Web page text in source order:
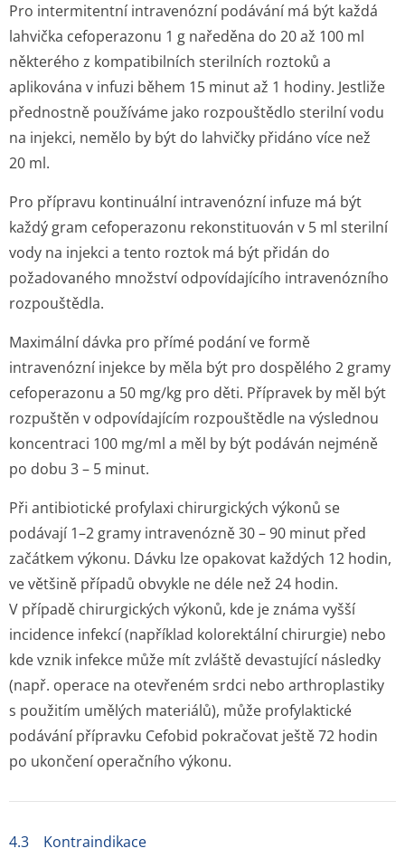
Pro intermitentní intravenózní podávání má být každá
lahvička cefoperazonu 1 g naředěna do 20 až 100 ml
některého z kompatibilních sterilních roztoků a
aplikována v infuzi během 15 minut až 1 hodiny. Jestliže
přednostně používáme jako rozpouštědlo sterilní vodu
na injekci, nemělo by být do lahvičky přidáno více než
20 ml.
Pro přípravu kontinuální intravenózní infuze má být
každý gram cefoperazonu rekonstituován v 5 ml sterilní
vody na injekci a tento roztok má být přidán do
požadovaného množství odpovídajícího intravenózního
rozpouštědla.
Maximální dávka pro přímé podání ve formě
intravenózní injekce by měla být pro dospělého 2 gramy
cefoperazonu a 50 mg/kg pro děti. Přípravek by měl být
rozpuštěn v odpovídajícím rozpouštědle na výslednou
koncentraci 100 mg/ml a měl by být podáván nejméně
po dobu 3 – 5 minut.
Při antibiotické profylaxi chirurgických výkonů se
podávají 1–2 gramy intravenózně 30 – 90 minut před
začátkem výkonu. Dávku lze opakovat každých 12 hodin,
ve většině případů obvykle ne déle než 24 hodin.
V případě chirurgických výkonů, kde je známa vyšší
incidence infekcí (například kolorektální chirurgie) nebo
kde vznik infekce může mít zvláště devastující následky
(např. operace na otevřeném srdci nebo arthroplastiky
s použitím umělých materiálů), může profylaktické
podávání přípravku Cefobid pokračovat ještě 72 hodin
po ukončení operačního výkonu.
4.3 Kontraindikace